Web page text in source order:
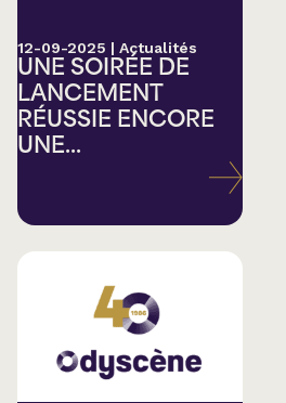
12-09-2025 | Actualités
UNE SOIRÉE DE
LANCEMENT
RÉUSSIE ENCORE
UNE...